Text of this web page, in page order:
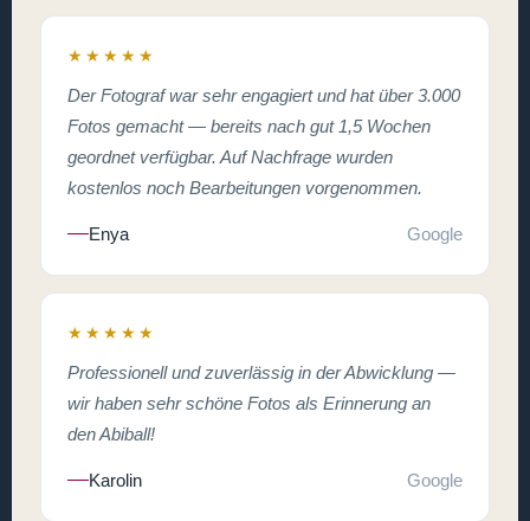
★★★★★
Der Fotograf war sehr engagiert und hat über 3.000
Fotos gemacht — bereits nach gut 1,5 Wochen
geordnet verfügbar. Auf Nachfrage wurden
kostenlos noch Bearbeitungen vorgenommen.
Enya Google
★★★★★
Professionell und zuverlässig in der Abwicklung —
wir haben sehr schöne Fotos als Erinnerung an
den Abiball!
Karolin Google